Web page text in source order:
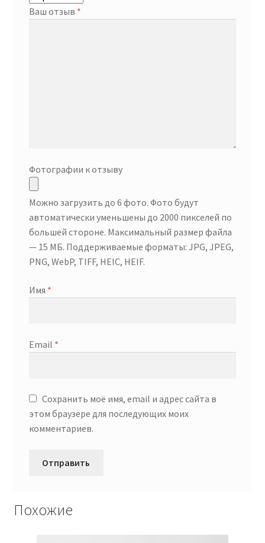
Ваш отзыв *
Фотографии к отзыву
Можно загрузить до 6 фото. Фото будут
автоматически уменьшены до 2000 пикселей по
большей стороне. Максимальный размер файла
— 15 МБ. Поддерживаемые форматы: JPG, JPEG,
PNG, WebP, TIFF, HEIC, HEIF.
Имя *
Email *
Сохранить моё имя, email и адрес сайта в
этом браузере для последующих моих
комментариев.
Похожие